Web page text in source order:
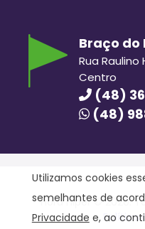
Braço do
Rua Raulino
Centro
(48)
(48)
Hora Hiper © 2020.
Política
Utilizamos cookies
semelhantes de
Privacidade e, ao